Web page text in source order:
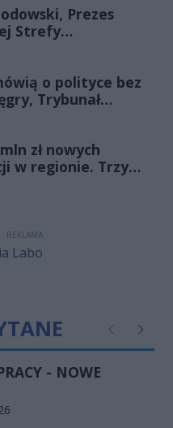
Prezes
Strefy
Rozmowy Radia
o polityce bez
Trybunał
gry
zł nowych
w regionie. Trzy
REKLAMA
Poprzednie
- NOWE
artykułu: